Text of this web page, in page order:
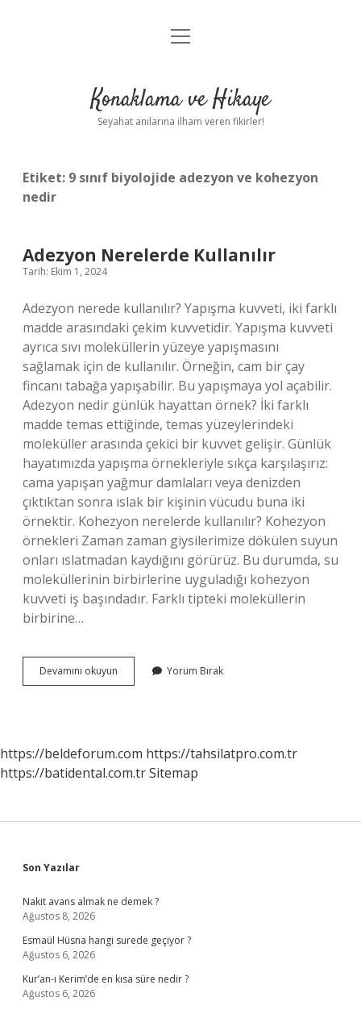
Anasayfa
Yasal Uyarı
menüyü
Konaklama ve Hikaye
Seyahat anılarına ilham veren fikirler!
Etiket: 9 sınıf biyolojide adezyon ve kohezyon
nedir
Adezyon Nerelerde Kullanılır
Tarih: Ekim 1, 2024
Adezyon nerede kullanılır? Yapışma kuvveti, iki farklı
madde arasındaki çekim kuvvetidir. Yapışma kuvveti
ayrıca sıvı moleküllerin yüzeye yapışmasını
sağlamak için de kullanılır. Örneğin, cam bir çay
fincanı tabağa yapışabilir. Bu yapışmaya yol açabilir.
Adezyon nedir günlük hayattan örnek? İki farklı
madde temas ettiğinde, temas yüzeylerindeki
moleküller arasında çekici bir kuvvet gelişir. Günlük
hayatımızda yapışma örnekleriyle sıkça karşılaşırız:
cama yapışan yağmur damlaları veya denizden
çıktıktan sonra ıslak bir kişinin vücudu buna iki
örnektir. Kohezyon nerelerde kullanılır? Kohezyon
örnekleri Zaman zaman giysilerimize dökülen suyun
onları ıslatmadan kaydığını görürüz. Bu durumda, su
moleküllerinin birbirlerine uyguladığı kohezyon
kuvveti iş başındadır. Farklı tipteki moleküllerin
birbirine…
Devamını okuyun Adezyon
Nerelerde
Yorum Bırak
https://beldeforum.com https://tahsilatpro.com.tr
https://batidental.com.trSitemap
Sidebar
Son Yazılar
Nakit avans almak ne demek ?
Ağustos 8, 2026
Esmaül Hüsna hangi surede geçiyor ?
Ağustos 6, 2026
Kur’an-ı Kerim’de en kısa süre nedir ?
Ağustos 6, 2026